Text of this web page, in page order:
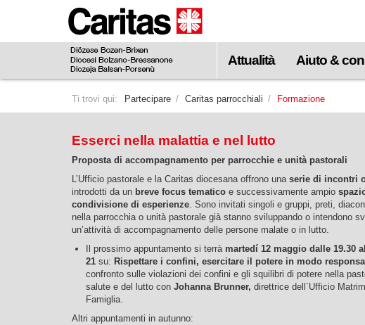
visualizzare
il
contenuto
principale
Attualità Aiuto &
Ti trovi qui: Partecipare Caritas parrocchiali Formazione
Esserci nella malattia e nel lutto
Proposta di accompagnamento per parrocchie e unità pastorali
L’Ufficio pastorale e la Caritas diocesana offrono una serie di incontri
introdotti da un breve focus tematico e successivamente ampio
condivisione di esperienze. Sono invitati singoli e gruppi, preti,
nella parrocchia o unità pastorale già stanno sviluppando o intendono
un’attività di accompagnamento delle persone malate o in lutto.
Il prossimo appuntamento si terrà martedí 12 maggio dalle 19.30
21 su: Rispettare i confini, esercitare il potere in modo
confronto sulle violazioni dei confini e gli squilibri di potere nella
salute e del lutto con Johanna Brunner, direttrice dell´Ufficio
Famiglia.
Altri appuntamenti in autunno: